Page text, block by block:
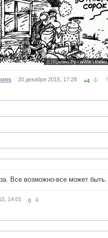
20 декабря 2015, 17:28 +4
Все возможно-все может
14:01 0